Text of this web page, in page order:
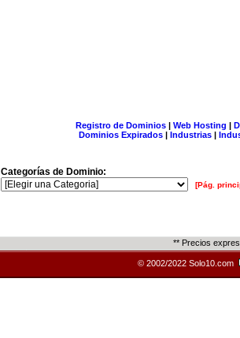
Registro de Dominios| Web Hosting |
Dominios Expirados | Industrias |
Categorías de Dominio:
[Pág.
** Precios
© 2002/2022 Solo10.com